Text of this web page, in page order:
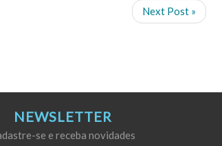
Next Post »
NEWSLETTER
se e receba novidades